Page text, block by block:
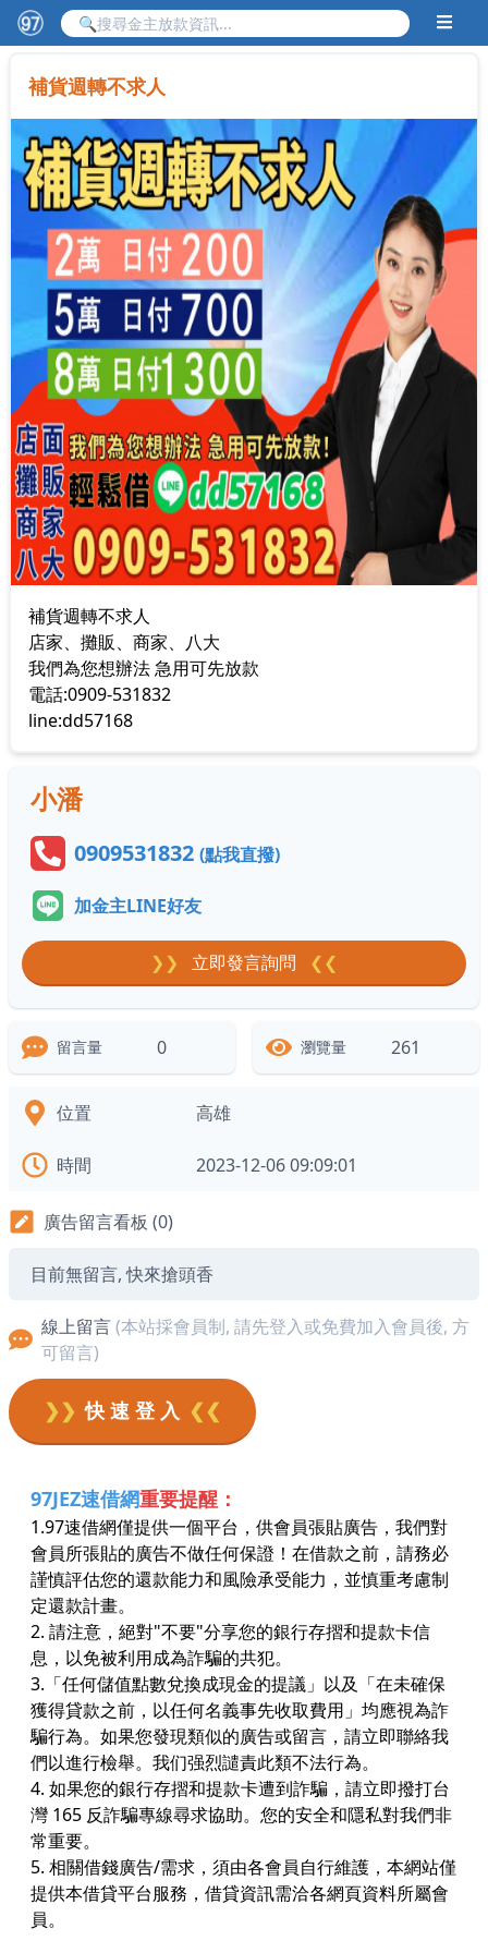
小潘
0909531832 (點我直撥)
加金主LINE好友
❯❯ 立即發言詢問 ❮❮
留言量 0 瀏覽量 261
位置 高雄
時間 2023-12-06 09:09:01
補貨週轉不求人
補貨週轉不求人
店家、攤販、商家、八大
我們為您想辦法 急用可先放款
電話:0909-531832
line:dd57168
廣告留言看板 (0)
目前無留言, 快來搶頭香
線上留言(本站採會員制, 請先登入或免費加入會員後, 方
可留言)
❯❯ 快 速 登 入 ❮❮
97JEZ速借網重要提醒：
1.97速借網僅提供一個平台，供會員張貼廣告，我們對
會員所張貼的廣告不做任何保證！在借款之前，請務必
謹慎評估您的還款能力和風險承受能力，並慎重考慮制
定還款計畫。
2. 請注意，絕對"不要"分享您的銀行存摺和提款卡信
息，以免被利用成為詐騙的共犯。
3.「任何儲值點數兌換成現金的提議」以及「在未確保
獲得貸款之前，以任何名義事先收取費用」均應視為詐
騙行為。如果您發現類似的廣告或留言，請立即聯絡我
們以進行檢舉。我们强烈譴責此類不法行為。
4. 如果您的銀行存摺和提款卡遭到詐騙，請立即撥打台
灣 165 反詐騙專線尋求協助。您的安全和隱私對我們非
常重要。
5. 相關借錢廣告/需求，須由各會員自行維護，本網站僅
提供本借貸平台服務，借貸資訊需洽各網頁資料所屬會
員。